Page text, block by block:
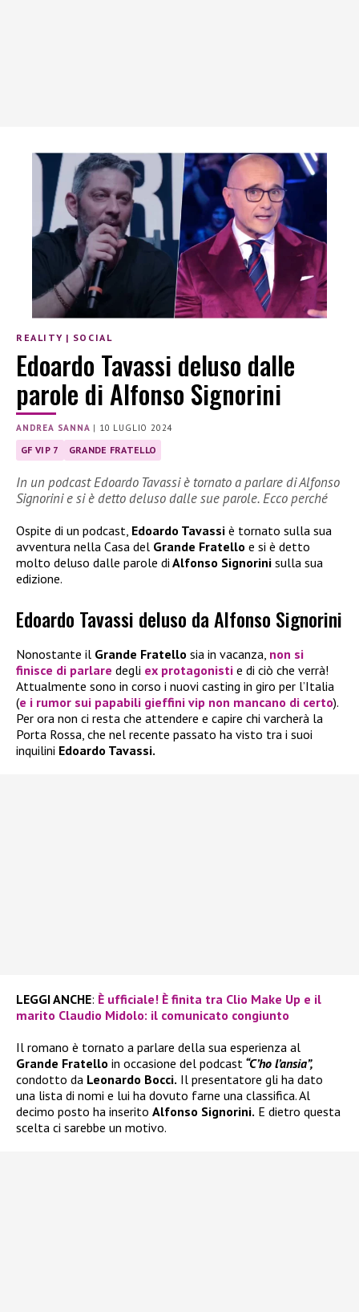
REALITY | SOCIAL
Edoardo Tavassi deluso dalle
parole di Alfonso Signorini
ANDREA SANNA | 10 LUGLIO 2024
GF VIP 7 GRANDE FRATELLO
In un podcast Edoardo Tavassi è tornato a parlare di Alfonso
Signorini e si è detto deluso dalle sue parole. Ecco perché
Ospite di un podcast, Edoardo Tavassi è tornato sulla sua
avventura nella Casa del Grande Fratello e si è detto
molto deluso dalle parole di Alfonso Signorini sulla sua
edizione.
Edoardo Tavassi deluso da Alfonso Signorini
Nonostante il Grande Fratello sia in vacanza, non si
finisce di parlare degli ex protagonisti e di ciò che verrà!
Attualmente sono in corso i nuovi casting in giro per l’Italia
(e i rumor sui papabili gieffini vip non mancano di certo).
Per ora non ci resta che attendere e capire chi varcherà la
Porta Rossa, che nel recente passato ha visto tra i suoi
inquilini Edoardo Tavassi.
LEGGI ANCHE: È ufficiale! È finita tra Clio Make Up e il
marito Claudio Midolo: il comunicato congiunto
Il romano è tornato a parlare della sua esperienza al
Grande Fratello in occasione del podcast “C’ho l’ansia”,
condotto da Leonardo Bocci. Il presentatore gli ha dato
una lista di nomi e lui ha dovuto farne una classifica. Al
decimo posto ha inserito Alfonso Signorini. E dietro questa
scelta ci sarebbe un motivo.